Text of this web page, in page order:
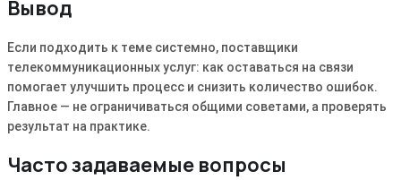
Вывод
Если подходить к теме системно, поставщики
телекоммуникационных услуг: как оставаться на связи
помогает улучшить процесс и снизить количество ошибок.
Главное — не ограничиваться общими советами, а проверять
результат на практике.
Часто задаваемые вопросы